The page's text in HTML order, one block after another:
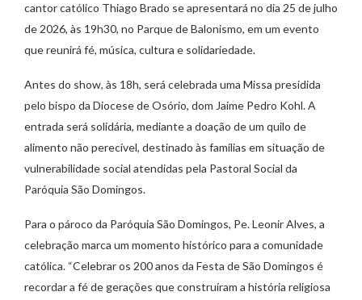
cantor católico Thiago Brado se apresentará no dia 25 de julho
de 2026, às 19h30, no Parque de Balonismo, em um evento
que reunirá fé, música, cultura e solidariedade.
Antes do show, às 18h, será celebrada uma Missa presidida
pelo bispo da Diocese de Osório, dom Jaime Pedro Kohl. A
entrada será solidária, mediante a doação de um quilo de
alimento não perecível, destinado às famílias em situação de
vulnerabilidade social atendidas pela Pastoral Social da
Paróquia São Domingos.
Para o pároco da Paróquia São Domingos, Pe. Leonir Alves, a
celebração marca um momento histórico para a comunidade
católica. “Celebrar os 200 anos da Festa de São Domingos é
recordar a fé de gerações que construíram a história religiosa